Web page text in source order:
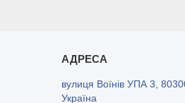
вулиця Воїнів УПА 3,
Україна